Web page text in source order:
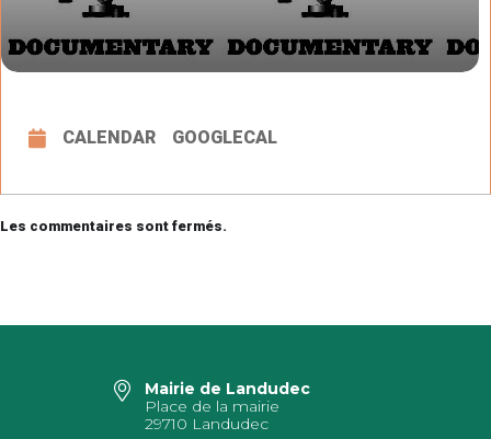
CALENDAR GOOGLECAL
Les commentaires sont fermés.
Mairie de Landudec
Place de la mairie
29710 Landudec